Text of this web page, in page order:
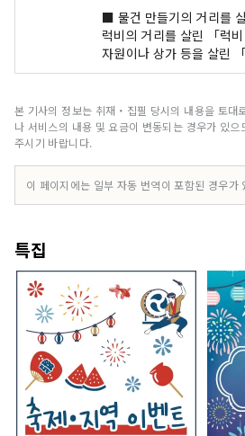
■ 물건 만들기의 거리를
럭비의 거리를 살린 「럭
자원이나 상가 등을 살린
본 기사의 정보는 취재・집필 당시의 내용을 토대
나 서비스의 내용 및 요금이 변동되는 경우가 있
주시기 바랍니다.
이 페이지에는 일부 자동 번역이 포함된 경우가
특집